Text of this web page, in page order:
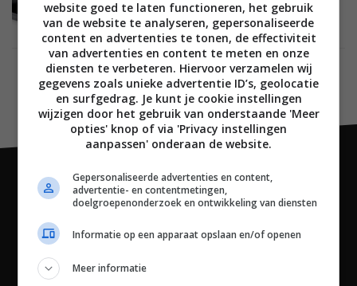
Samsung lanceert BD-F8500 en BD-F8900 Blu-
ray HDD recorders
website goed te laten functioneren, het gebruik
van de website te analyseren, gepersonaliseerde
content en advertenties te tonen, de effectiviteit
van advertenties en content te meten en onze
diensten te verbeteren. Hiervoor verzamelen wij
gegevens zoals unieke advertentie ID’s, geolocatie
en surfgedrag. Je kunt je cookie instellingen
wijzigen door het gebruik van onderstaande 'Meer
opties' knop of via 'Privacy instellingen
aanpassen' onderaan de website.
Gepersonaliseerde advertenties en content,
advertentie- en contentmetingen,
doelgroepenonderzoek en ontwikkeling van diensten
Informatie op een apparaat opslaan en/of openen
Meer informatie